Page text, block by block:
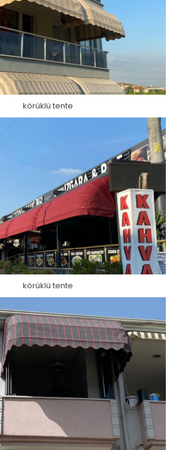
körüklü tente
körüklü tente